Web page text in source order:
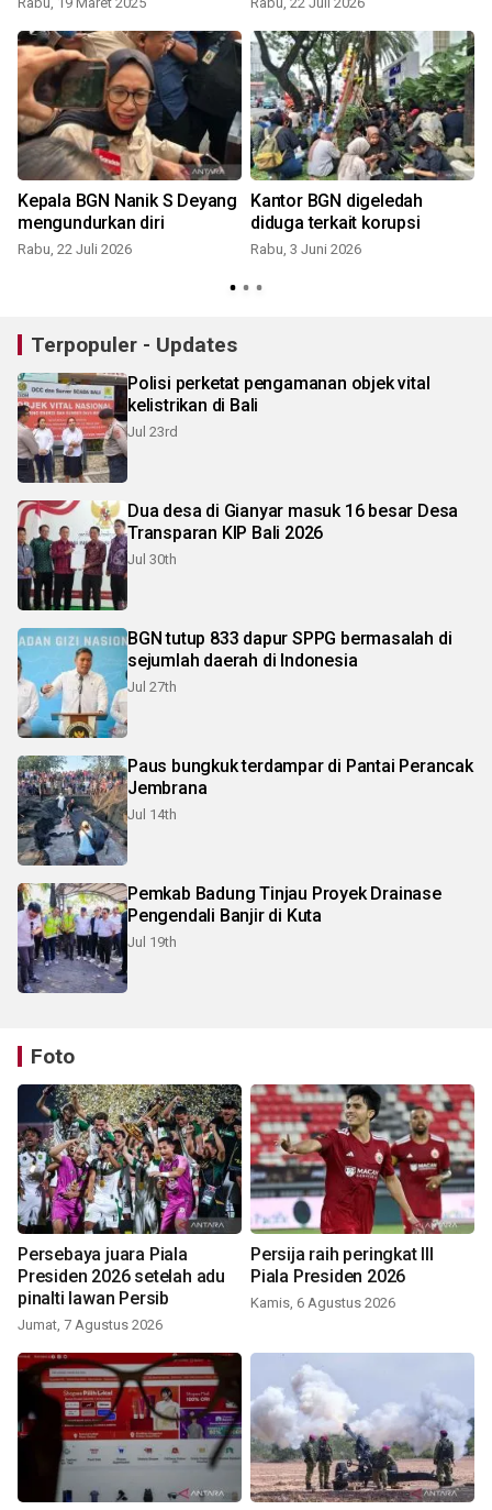
Kepala BGN Nanik S Deyang
mengundurkan diri
Rabu, 22 Juli 2026
Kantor BGN digeledah
diduga terkait korupsi
Rabu, 3 Juni 2026
Terpopuler - Updates
Polisi perketat pengamanan objek vital
kelistrikan di Bali
Jul 23rd
Dua desa di Gianyar masuk 16 besar Desa
Transparan KIP Bali 2026
Jul 30th
BGN tutup 833 dapur SPPG bermasalah di
sejumlah daerah di Indonesia
Jul 27th
Paus bungkuk terdampar di Pantai Perancak
Jembrana
Jul 14th
Pemkab Badung Tinjau Proyek Drainase
Pengendali Banjir di Kuta
Jul 19th
Foto
Persebaya juara Piala
Presiden 2026 setelah adu
pinalti lawan Persib
Jumat, 7 Agustus 2026
Persija raih peringkat III
Piala Presiden 2026
Kamis, 6 Agustus 2026